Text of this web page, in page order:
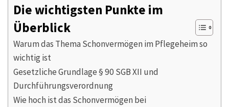
Die wichtigsten Punkte im
Überblick
Warum das Thema Schonvermögen im Pflegeheim so
wichtig ist
Gesetzliche Grundlage § 90 SGB XII und
Durchführungsverordnung
Wie hoch ist das Schonvermögen bei